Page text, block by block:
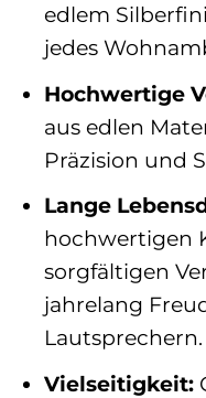
edlem
jedes
Hochwertige
aus edlen
Präzision und
Lange
hochwertigen
sorgfältigen
jahrelang
Lautsprechern.
Vielseitigkeit: